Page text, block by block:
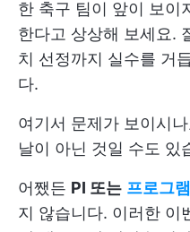
한 축구 팀이 앞이 보이
한다고 상상해 보세요.
치 선정까지 실수를 거
다.
여기서 문제가 보이시
날이 아닌 것일 수도 있
어쨌든 PI 또는 프로그
지 않습니다. 이러한 이